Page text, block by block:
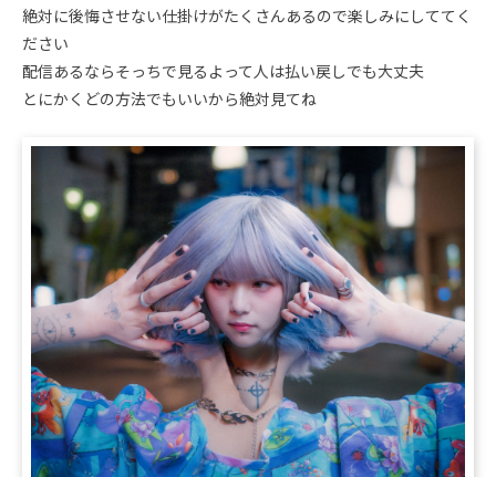
絶対に後悔させない仕掛けがたくさんあるので楽しみにしててく
ださい
配信あるならそっちで見るよって人は払い戻しでも大丈夫
とにかくどの方法でもいいから絶対見てね